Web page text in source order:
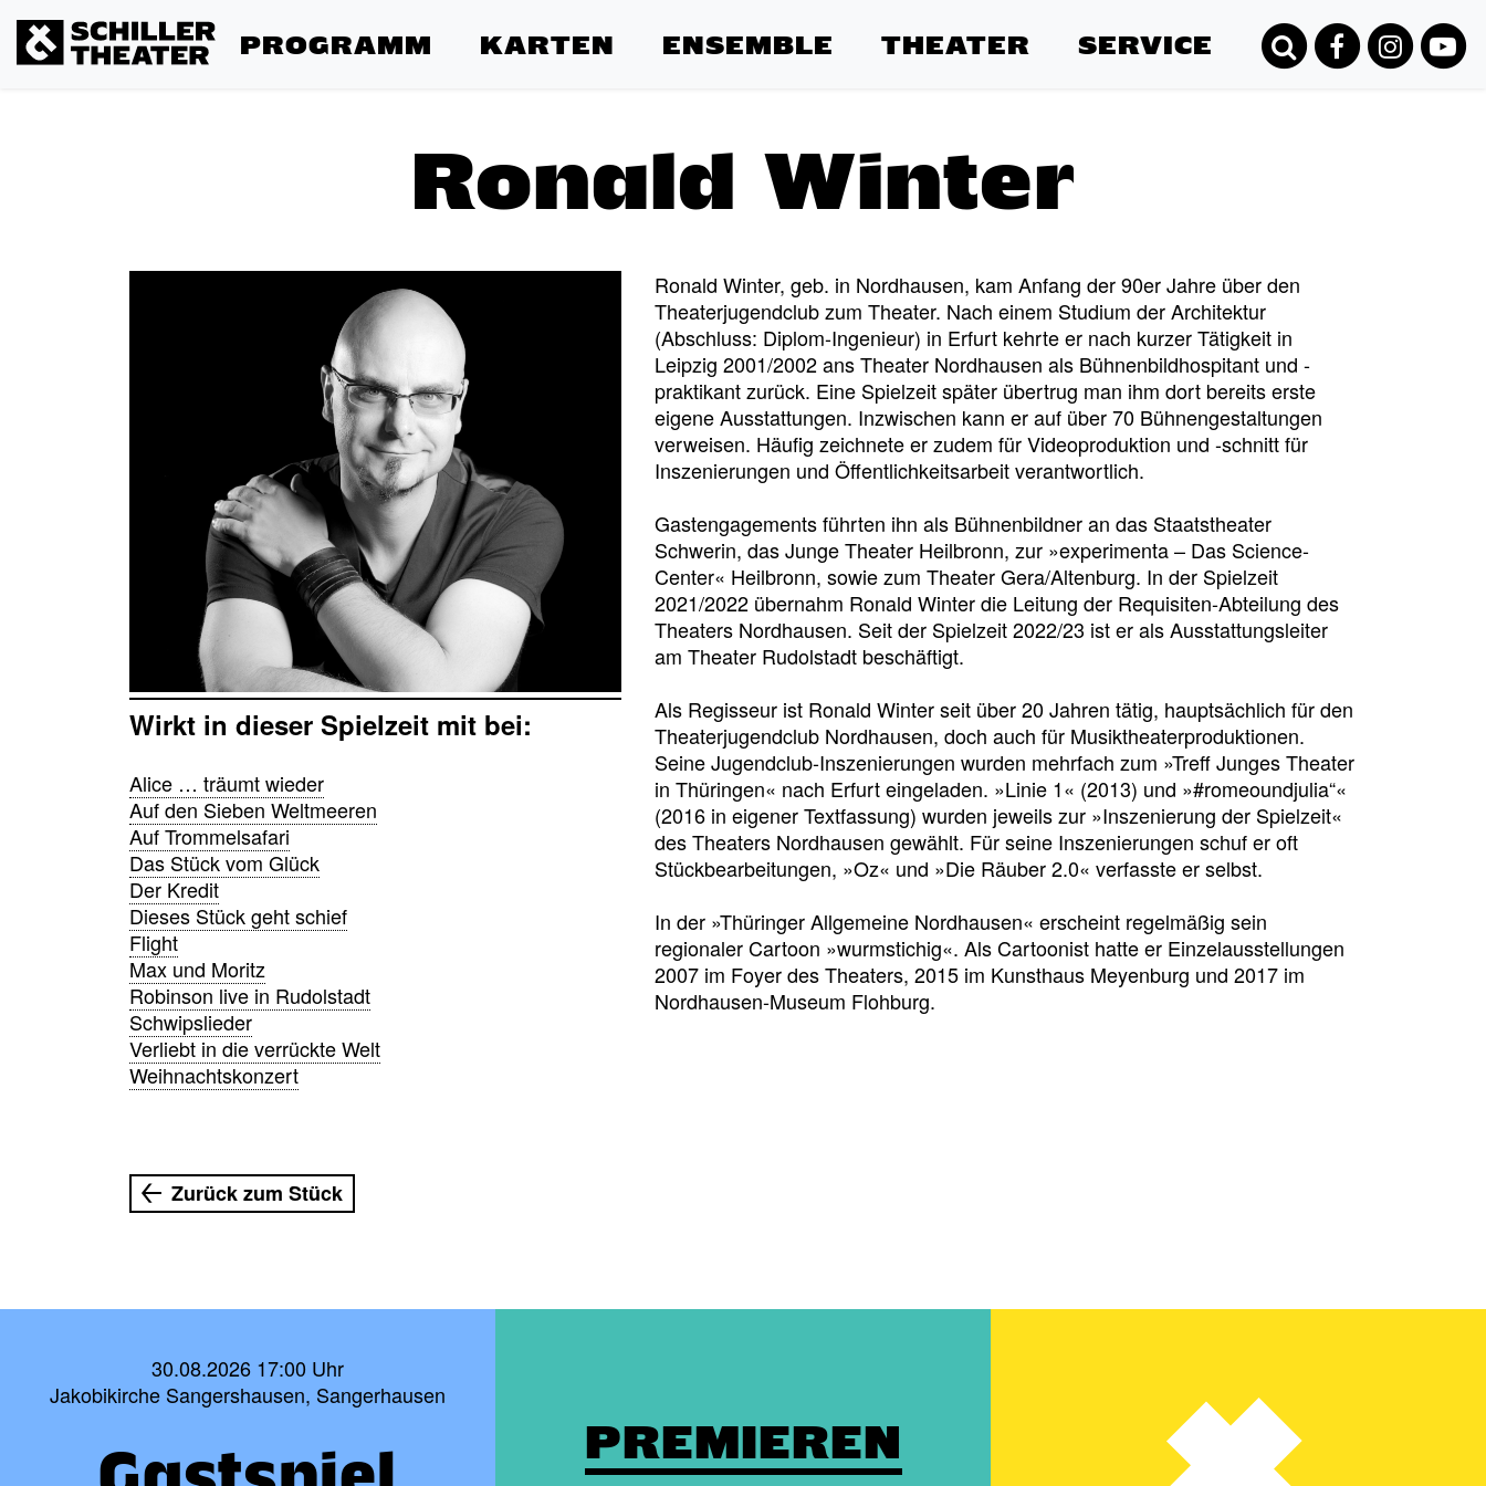
PROGRAMM KARTEN ENSEMBLE THEATER SERVICE
Ronald Winter
Wirkt in dieser Spielzeit mit bei:
Alice … träumt wieder
Auf den Sieben Weltmeeren
Auf Trommelsafari
Das Stück vom Glück
Der Kredit
Dieses Stück geht schief
Flight
Max und Moritz
Robinson live in Rudolstadt
Schwipslieder
Verliebt in die verrückte Welt
Weihnachtskonzert
Ronald Winter, geb. in Nordhausen, kam Anfang der 90er Jahre über den
Theaterjugendclub zum Theater. Nach einem Studium der Architektur
(Abschluss: Diplom-Ingenieur) in Erfurt kehrte er nach kurzer Tätigkeit in
Leipzig 2001/2002 ans Theater Nordhausen als Bühnenbildhospitant und -
praktikant zurück. Eine Spielzeit später übertrug man ihm dort bereits erste
eigene Ausstattungen. Inzwischen kann er auf über 70 Bühnengestaltungen
verweisen. Häufig zeichnete er zudem für Videoproduktion und -schnitt für
Inszenierungen und Öffentlichkeitsarbeit verantwortlich.
Gastengagements führten ihn als Bühnenbildner an das Staatstheater
Schwerin, das Junge Theater Heilbronn, zur »experimenta – Das Science-
Center« Heilbronn, sowie zum Theater Gera/Altenburg. In der Spielzeit
2021/2022 übernahm Ronald Winter die Leitung der Requisiten-Abteilung des
Theaters Nordhausen. Seit der Spielzeit 2022/23 ist er als Ausstattungsleiter
am Theater Rudolstadt beschäftigt.
Als Regisseur ist Ronald Winter seit über 20 Jahren tätig, hauptsächlich für den
Theaterjugendclub Nordhausen, doch auch für Musiktheaterproduktionen.
Seine Jugendclub-Inszenierungen wurden mehrfach zum »Treff Junges Theater
in Thüringen« nach Erfurt eingeladen. »Linie 1« (2013) und »#romeoundjulia“«
(2016 in eigener Textfassung) wurden jeweils zur »Inszenierung der Spielzeit«
des Theaters Nordhausen gewählt. Für seine Inszenierungen schuf er oft
Stückbearbeitungen, »Oz« und »Die Räuber 2.0« verfasste er selbst.
In der »Thüringer Allgemeine Nordhausen« erscheint regelmäßig sein
regionaler Cartoon »wurmstichig«. Als Cartoonist hatte er Einzelausstellungen
2007 im Foyer des Theaters, 2015 im Kunsthaus Meyenburg und 2017 im
Nordhausen-Museum Flohburg.
Zurück zum Stück
30.08.2026 17:00 Uhr
Jakobikirche Sangershausen, Sangerhausen
PREMIEREN